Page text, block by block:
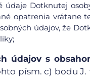
údaje Dotknutej
opatrenia vrátane
údajov, že
údajov s
písm. c) bodu